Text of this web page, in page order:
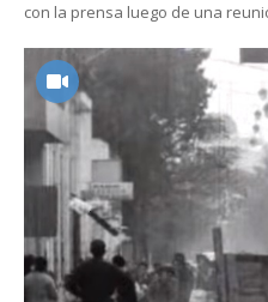
con la prensa luego de una